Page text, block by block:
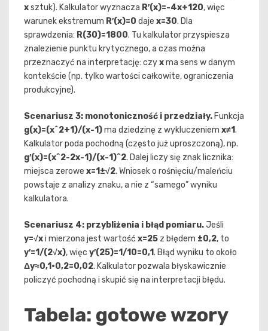
xsztuk). Kalkulator wyznacza R′(x)=-4x+120, więc
warunek ekstremum R′(x)=0 daje x=30. Dla
sprawdzenia: R(30)=1800. Tu kalkulator przyspiesza
znalezienie punktu krytycznego, a czas można
przeznaczyć na interpretację: czyxma sens w danym
kontekście (np. tylko wartości całkowite, ograniczenia
produkcyjne).
Scenariusz 3: monotoniczność i przedziały. Funkcja
g(x)=(x^2+1)/(x-1)ma dziedzinę z wykluczeniem x≠1.
Kalkulator poda pochodną (często już uproszczoną), np.
g′(x)=(x^2-2x-1)/(x-1)^2. Dalej liczy się znak licznika:
miejsca zerowe x=1±√2. Wniosek o rośnięciu/maleńciu
powstaje z analizy znaku, a nie z “samego” wyniku
kalkulatora.
Scenariusz 4: przybliżenia i błąd pomiaru.Jeśli
y=√xi mierzona jest wartość x=25 z błędem ±0,2, to
y′=1/(2√x), więc y′(25)=1/10=0,1. Błąd wyniku to około
Δy≈0,1·0,2=0,02. Kalkulator pozwala błyskawicznie
policzyć pochodną i skupić się na interpretacji błędu.
Tabela: gotowe wzory